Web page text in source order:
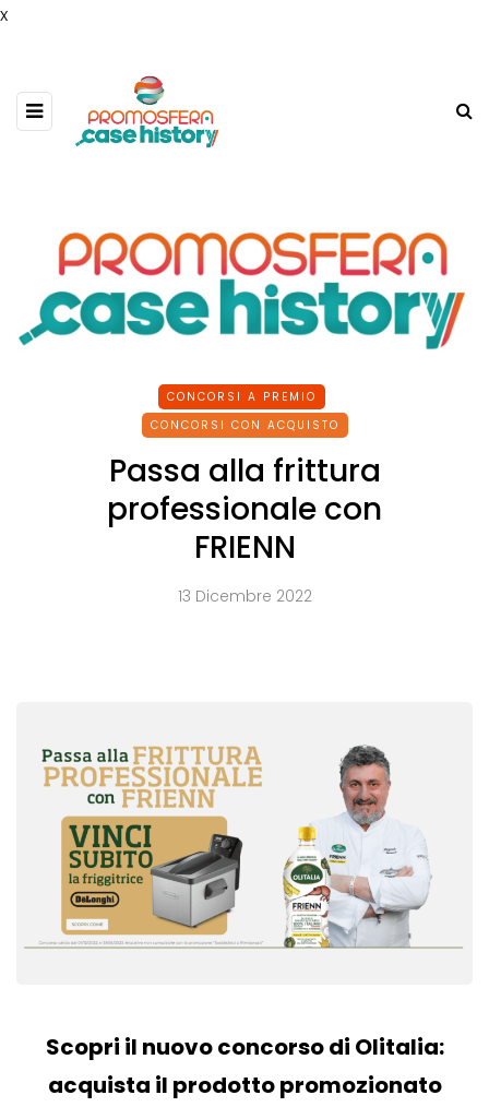
x
CONCORSI A PREMIO
CONCORSI CON ACQUISTO
Passa alla frittura
professionale con
FRIENN
13 Dicembre 2022
Scopri il nuovo concorso di Olitalia:
acquista il prodotto promozionato